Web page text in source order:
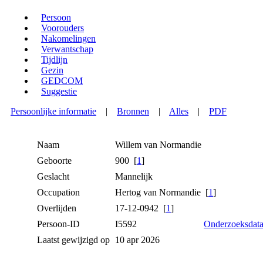
Persoon
Voorouders
Nakomelingen
Verwantschap
Tijdlijn
Gezin
GEDCOM
Suggestie
Persoonlijke informatie | Bronnen | Alles | PDF
Naam Willem van Normandie
Geboorte
900 [1]
Geslacht
Mannelijk
Occupation
Hertog van Normandie [1]
Overlijden
17-12-0942 [1]
Persoon-ID
I5592
Laatst gewijzigd op 10 apr 2026